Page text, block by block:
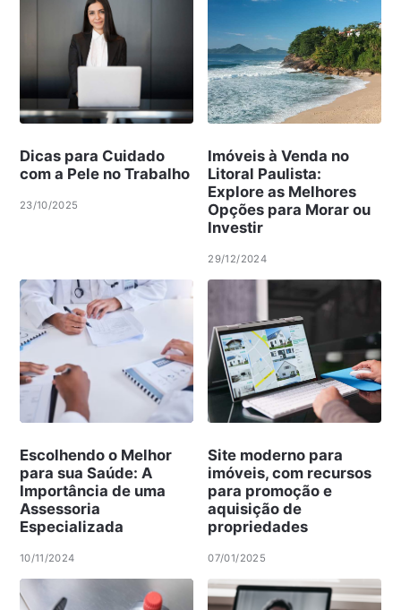
Dicas para Cuidado
com a Pele no Trabalho
23/10/2025
Imóveis à Venda no
Litoral Paulista:
Explore as Melhores
Opções para Morar ou
Investir
29/12/2024
Escolhendo o Melhor
para sua Saúde: A
Importância de uma
Assessoria
Especializada
10/11/2024
Site moderno para
imóveis, com recursos
para promoção e
aquisição de
propriedades
07/01/2025